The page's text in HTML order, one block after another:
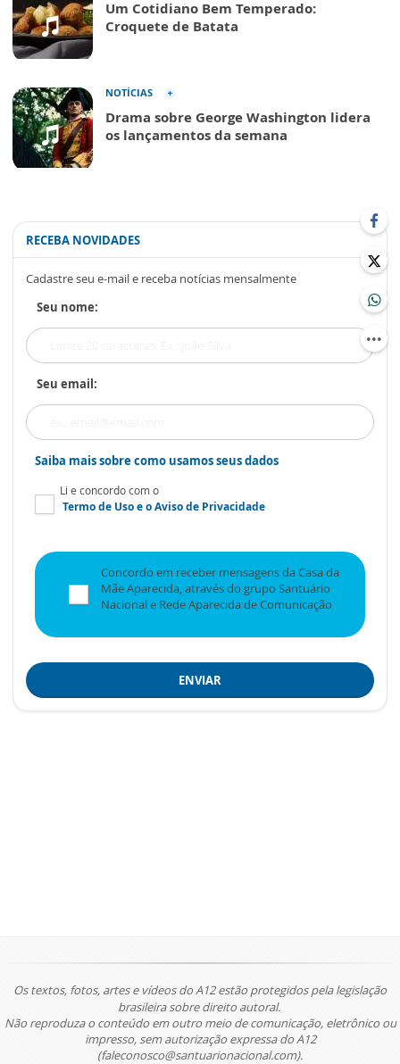
Um Cotidiano Bem Temperado:
Croquete de Batata
NOTÍCIAS
Drama sobre George Washington lidera
os lançamentos da semana
RECEBA NOVIDADES
Cadastre seu e-mail e receba notícias mensalmente
Seu nome:
Seu email:
Saiba mais sobre como usamos seus dados
Li e concordo com o
Termo de Usoe oAviso de Privacidade
Concordo em receber mensagens da Casa da
Mãe Aparecida, através do grupo Santuário
Nacional e Rede Aparecida de Comunicação
ENVIAR
Os textos, fotos, artes e vídeos do A12 estão protegidos pela legislação
brasileira sobre direito autoral.
Não reproduza o conteúdo em outro meio de comunicação, eletrônico ou
impresso, sem autorização expressa do A12
(faleconosco@santuarionacional.com).